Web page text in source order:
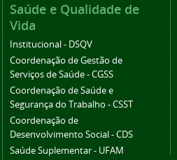
Saúde e Qualidade de
Vida
Institucional - DSQV
Coordenação de Gestão de
Serviços de Saúde - CGSS
Coordenação de Saúde e
Segurança do Trabalho - CSST
Coordenação de
Desenvolvimento Social - CDS
Saúde Suplementar - UFAM